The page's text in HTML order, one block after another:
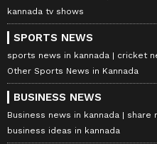
kannada tv shows
SPORTS NEWS
sports news in kannada
cricket
Other Sports News in Kannada
BUSINESS NEWS
Business news in kannada
share
business ideas in kannada